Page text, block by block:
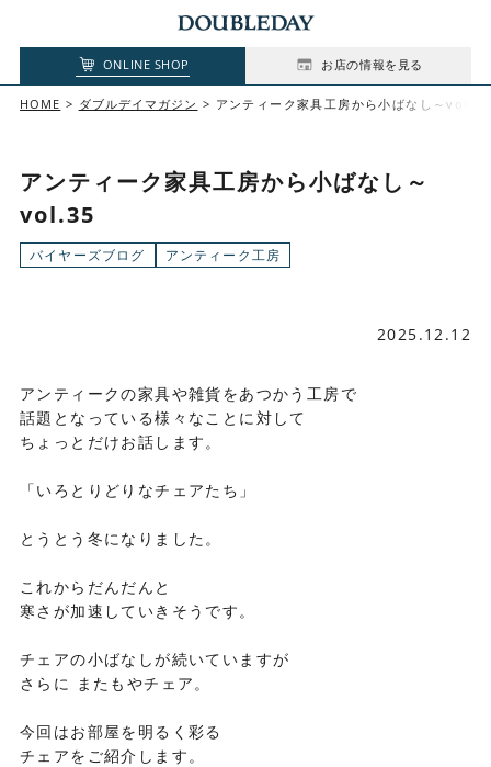
ONLINE SHOP お店の情報を見る
HOME ダブルデイマガジン アンティーク家具工房から小ばなし～vol.35
アンティーク家具工房から小ばなし～
vol.35
バイヤーズブログ アンティーク工房
2025.12.12
アンティークの家具や雑貨をあつかう工房で
話題となっている様々なことに対して
ちょっとだけお話します。
「いろとりどりなチェアたち」
とうとう冬になりました。
これからだんだんと
寒さが加速していきそうです。
チェアの小ばなしが続いていますが
さらに またもやチェア。
今回はお部屋を明るく彩る
チェアをご紹介します。